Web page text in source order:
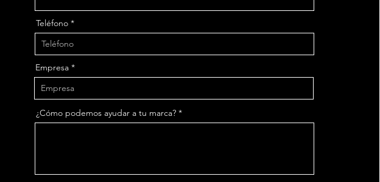
Teléfono
Empresa
¿Cómo podemos ayudar a tu marca?